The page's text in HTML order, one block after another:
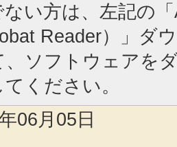
い方は、左記の
Reader）」ダ
、ソフトウェアを
ください。
06月05日